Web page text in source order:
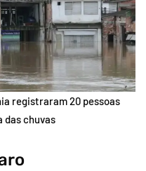
registraram 20 pessoas
das chuvas